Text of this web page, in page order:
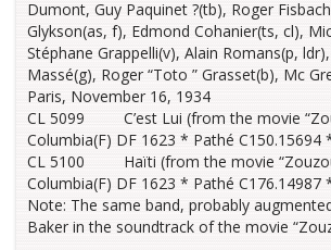
Dumont, Guy Paquinet ?(tb), Roger
Glykson(as, f), Edmond Cohanier(ts, cl),
Stéphane Grappelli(v), Alain Romans(p,
Massé(g), Roger “Toto ” Grasset(b), Mc
Paris, November 16, 1934
CL 5099 C’est Lui (from the movie
Columbia(F) DF 1623 * Pathé C150.15694
CL 5100 Haïti (from the movie
Columbia(F) DF 1623 * Pathé C176.14987
Note: The same band, probably
Baker in the soundtrack of the movie